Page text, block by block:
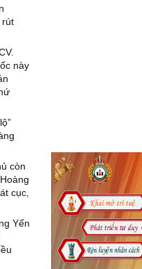
rút
này
còn
cục,
Yến